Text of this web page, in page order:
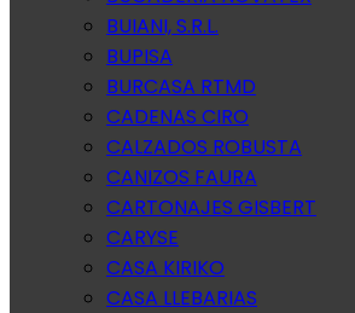
BUIANI, S.R.L.
BUPISA
BURCASA RTMD
CADENAS CIRO
CALZADOS ROBUSTA
CANIZOS FAURA
CARTONAJES GISBERT
CARYSE
CASA KIRIKO
CASA LLEBARIAS